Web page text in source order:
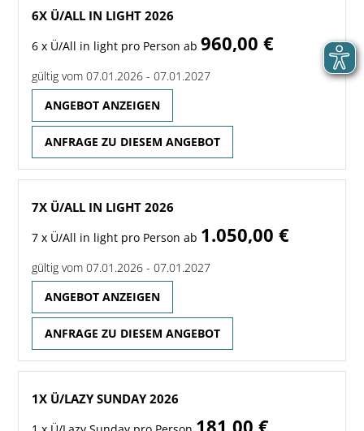
6X Ü/ALL IN LIGHT 2026
6 x Ü/All in light pro Person ab 960,00 €
gültig vom 07.01.2026 - 07.01.2027
ANGEBOT ANZEIGEN
ANFRAGE ZU DIESEM ANGEBOT
7X Ü/ALL IN LIGHT 2026
7 x Ü/All in light pro Person ab 1.050,00 €
gültig vom 07.01.2026 - 07.01.2027
ANGEBOT ANZEIGEN
ANFRAGE ZU DIESEM ANGEBOT
1X Ü/LAZY SUNDAY 2026
181,00 €